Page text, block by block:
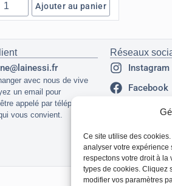
Ce site utilise des
analyser votre expérience
respectons votre droit à la
types de cookies. Cliquez
modifier vos paramètres
Ajouter au panier
avec nous de vive
un email pour
appelé par téléphone à
vous convient.
Réseaux
Instagram
Facebook
Youtube